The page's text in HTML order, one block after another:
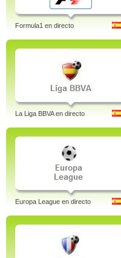
Formula1 en directo
La Liga BBVA en directo
Europa League en directo